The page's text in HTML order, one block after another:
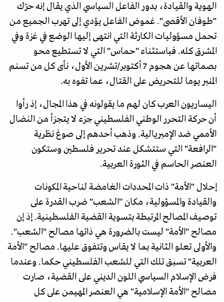
الهوية والقيادة، بدور الفاعل السياسي الذي يقال إنه حرّك
"طوفان الأقصى". غموض الفاعل يؤدي إلى تهرب الجميع من
تحمل مسؤوليات الكارثة التي انتهى إليها الوضع في غزة وفي
المشرق كله. فباستثناء "حماس" التي لا تستطيع محو
بصماتها عن هجوم 7 أكتوبر/تشرين الأول، نأى كل من تسنم
المنبر يوما للتحريض على القتال، عما تفوه به.
اليساريون العرب كان لهم ما يقولونه في هذا المجال، إذ رأوا
أن حركة التحرر الوطني الفلسطيني جزء لا يتجزأ من النضال
الأممي ضد الإمبريالية. وذهب أحدهم إلى صوغ نظرية
"الرافعة" التي ستتشكل عند تحرير فلسطين وستكون
العنصر الحاسم في الثورة العربية.
إحلال "الأمة" ذات المحددات الغامضة لناحية المكونات
والقيادة والمسؤولية، مكان "الشعب" ضرب القدرة على
توصيف المصالح المرتبطة بتسوية القضية الفلسطينية. إذ إن
مصالح "الأمة" ليست بالضرورة هي ذاتها مصالح "الشعب".
والأولى تعلو الثانية بما لا يقاس وتتفوق عليها. مصالح "الأمة
العربية" تسبق تلك التي للشعب الفلسطيني حكما. وعندما
فرض الإسلام السياسي اللون الديني على القضية، صارت
مصالح "الأمة الإسلامية" هي العنصر المهيمن على كل